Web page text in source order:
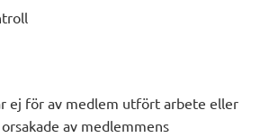
ej för av medlem utfört arbete eller
av medlemmens